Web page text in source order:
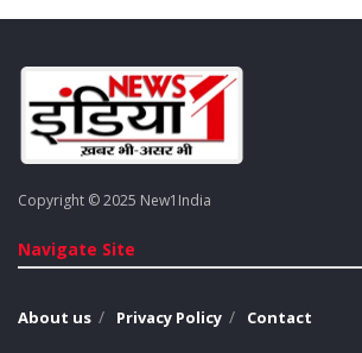
Copyright © 2025 New1India
Navigate Site
About us Privacy Policy Contact